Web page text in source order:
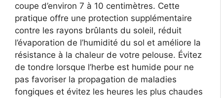
coupe d’environ 7 à 10 centimètres. Cette
pratique offre une protection supplémentaire
contre les rayons brûlants du soleil, réduit
l’évaporation de l’humidité du sol et améliore la
résistance à la chaleur de votre pelouse. Évitez
de tondre lorsque l’herbe est humide pour ne
pas favoriser la propagation de maladies
fongiques et évitez les heures les plus chaudes